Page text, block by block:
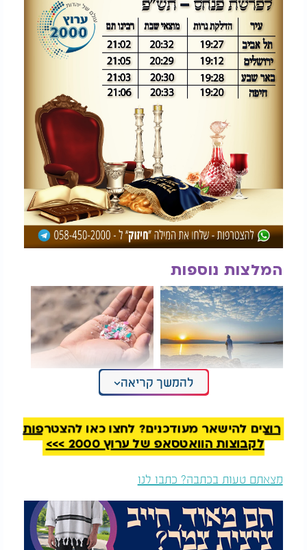
המלצות נוספות
כיצד לא מתפללים?
הגילוי המפתיע
של אליעזר
הפרטים הקטנים, הם
הכי חשובים
אל תפספסו את סגולת השבת הקרובה! צפו
להמשך קריאה
רוצים להישאר מעודכנים? לחצו כאן להצטרפות
לקבוצות הוואטסאפ של ערוץ 2000 >>>
מצאתם טעות בכתבה? כתבו לנו